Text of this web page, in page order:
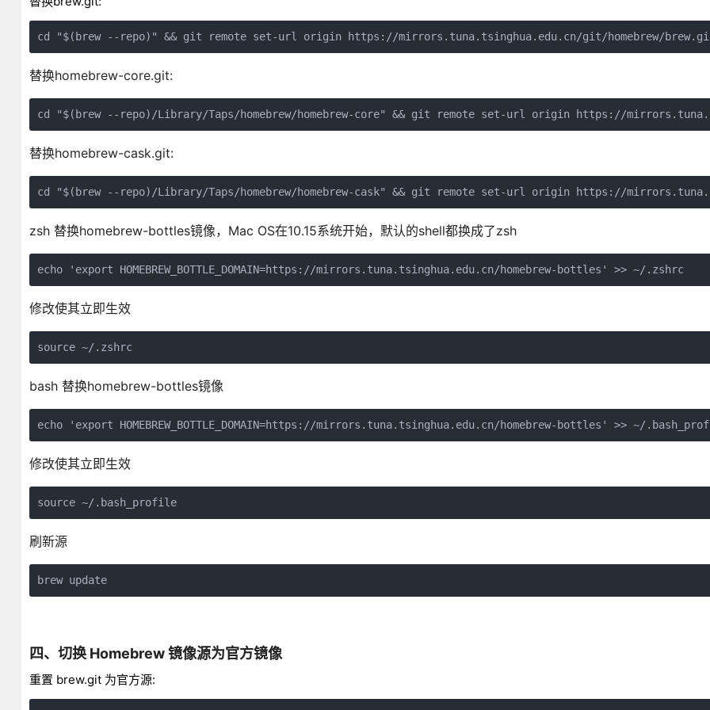
cd "$(brew --repo)" && git remote set-url origin https://mirrors.tuna.tsinghua.edu.cn/git/homebrew/
替换homebrew-core.git:
cd "$(brew --repo)/Library/Taps/homebrew/homebrew-core" && git remote set-url origin https://
替换homebrew-cask.git:
cd "$(brew --repo)/Library/Taps/homebrew/homebrew-cask" && git remote set-url origin https://
zsh 替换homebrew-bottles镜像，Mac OS在10.15系统开始，默认的shell都换成了zsh
echo 'export HOMEBREW_BOTTLE_DOMAIN=https://mirrors.tuna.tsinghua.edu.cn/homebrew-bottles' >> ~/.zshrc
修改使其立即生效
source ~/.zshrc
bash 替换homebrew-bottles镜像
echo 'export HOMEBREW_BOTTLE_DOMAIN=https://mirrors.tuna.tsinghua.edu.cn/homebrew-bottles' >> ~/
修改使其立即生效
source ~/.bash_profile
刷新源
brew update
四、切换 Homebrew 镜像源为官方镜像
重置 brew.git 为官方源: